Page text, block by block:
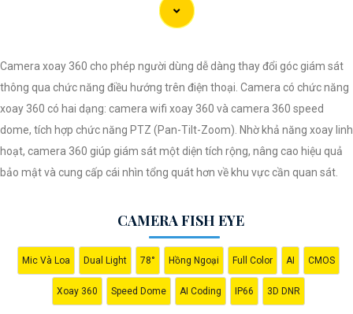
mang lại giải pháp an ninh hiệu quả cho người dùng.
Camera xoay 360 cho phép người dùng dễ dàng thay đổi góc giám sát
thông qua chức năng điều hướng trên điện thoại. Camera có chức năng
xoay 360 có hai dạng: camera wifi xoay 360 và camera 360 speed
dome, tích hợp chức năng PTZ (Pan-Tilt-Zoom). Nhờ khả năng xoay linh
hoạt, camera 360 giúp giám sát một diện tích rộng, nâng cao hiệu quả
bảo mật và cung cấp cái nhìn tổng quát hơn về khu vực cần quan sát.
CAMERA FISH EYE
Mic Và Loa Dual Light 78° Hồng Ngoại Full Color AI CMOS
Xoay 360 Speed Dome AI Coding IP66 3D DNR